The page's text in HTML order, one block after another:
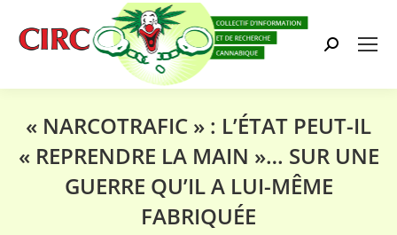
Search:
« NARCOTRAFIC » : L’ÉTAT PEUT-IL
« REPRENDRE LA MAIN »… SUR UNE
GUERRE QU’IL A LUI-MÊME
FABRIQUÉE